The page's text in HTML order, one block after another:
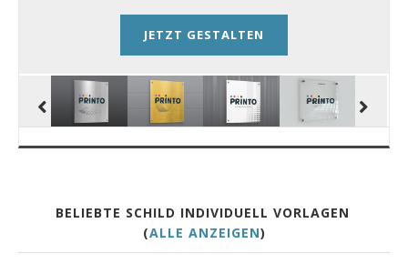
JETZT GESTALTEN
BELIEBTE SCHILD INDIVIDUELL VORLAGEN
(ALLE ANZEIGEN)